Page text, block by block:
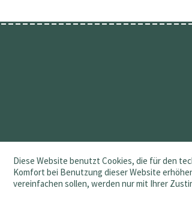
Diese Website benutzt Cookies, die für den
Komfort bei Benutzung dieser Website
vereinfachen sollen, werden nur mit Ihrer